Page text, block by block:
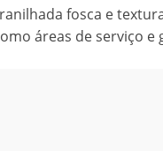
fosca e
áreas de serviço